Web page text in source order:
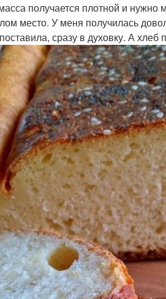
получается плотной и
место. У меня получилась
сразу в духовку. А хлеб